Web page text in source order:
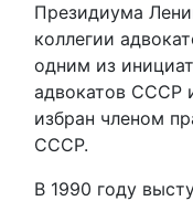
Президиума
коллегии
одним из
адвокатов СССР
избран членом
СССР.
В 1990 году